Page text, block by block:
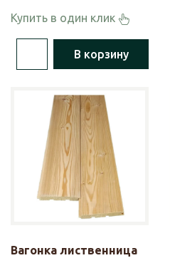
Купить в один клик
В корзину
Вагонка лиственница